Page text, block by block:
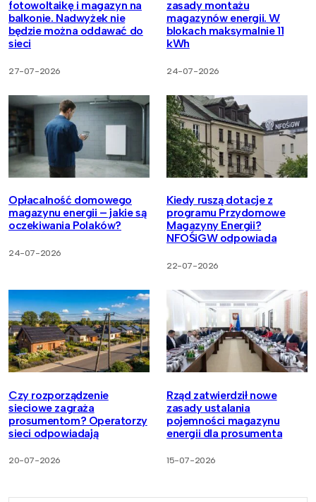
fotowoltaikę i magazyn na
balkonie. Nadwyżek nie
będzie można oddawać do
sieci
27-07-2026
zasady montażu
magazynów energii. W
blokach maksymalnie 11
kWh
24-07-2026
Opłacalność domowego
magazynu energii – jakie są
oczekiwania Polaków?
24-07-2026
Kiedy ruszą dotacje z
programu Przydomowe
Magazyny Energii?
NFOŚiGW odpowiada
22-07-2026
Czy rozporządzenie
sieciowe zagraża
prosumentom? Operatorzy
sieci odpowiadają
20-07-2026
Rząd zatwierdził nowe
zasady ustalania
pojemności magazynu
energii dla prosumenta
15-07-2026